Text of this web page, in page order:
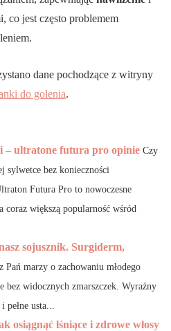
co jest często problemem
dane pochodzące z witryny
do golenia.
– ultratone futura pro opinie Czy
sylwetce bez konieczności
Futura Pro to nowoczesne
coraz większą popularność wśród
sojusznik. Surgiderm,
Pań marzy o zachowaniu młodego
bez widocznych zmarszczek. Wyraźny
pełne usta...
osiągnąć lśniące i zdrowe włosy